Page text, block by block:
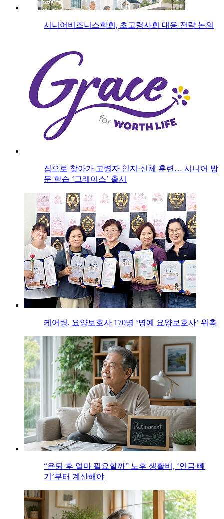
시니어비즈니스학회, 초고령사회 대응 전략 논의
집으로 찾아가 고령자 인지·신체 훈련… 시니어 방
문 학습 ‘그레이스’ 출시
케어링, 요양보호사 170명 ‘명예 요양보호사’ 위촉
“은퇴 후 얼마 필요할까” 노후 생활비, ‘연금 빼
기’부터 계산해야